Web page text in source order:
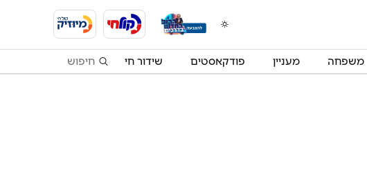
משפחה מעניין פודקאסטים שידור חי